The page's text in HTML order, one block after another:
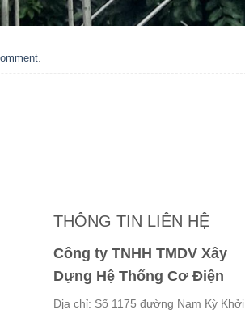
.
THÔNG TIN LIÊN HỆ
Công ty TNHH TMDV Xây
Dựng Hệ Thống Cơ Điện
Địa chỉ: Số 1175 đường Nam Kỳ Khởi